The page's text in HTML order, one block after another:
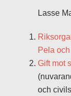
Lasse
Pela
Gift mot
och